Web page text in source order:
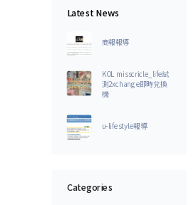
Latest News
商報報導
KOL misscricle_life試
測2xchange即時兌換
機
u-lifestyle報導
Categories